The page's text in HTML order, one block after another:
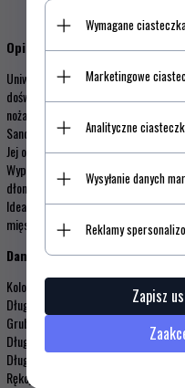
Opinel Nóż Paring Sky Blue
Uniwersalny nóż z kolekcji
doświadczenie Opinel'a w produkcji
noża. Głownia wykonana jest z
Sandvik 12C27.
Jej ostrze jest stabilne i trwałe.
Wyprofilowaną rękojeść wykonano z
dłoni i zapewnia wysoki komfort
Idealnie nadaje się do obróbki
mięsa.
Dane techniczne:
Kolor: sky blue
Długość głowni: 10,0 cm
Grubość głowni: 1,5 mm
Długość rękojeści: 9.5 cm
Długość całkowita: 17,5 cm
Rękojeść: drewno grabu
Wymagane
Marketingowe
Analityczne
Wysyłanie danych
Reklamy
Zapisz